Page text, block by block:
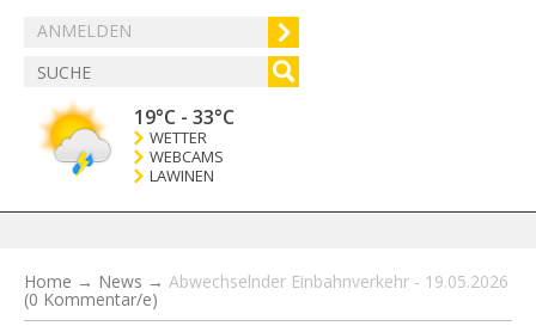
ANMELDEN
19°C - 33°C
WETTER
WEBCAMS
LAWINEN
Home → News → Abwechselnder Einbahnverkehr - 19.05.2026
(0 Kommentar/e)